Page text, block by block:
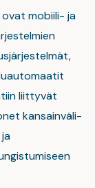
mobiili- ja
liittyvät
kansainväli-